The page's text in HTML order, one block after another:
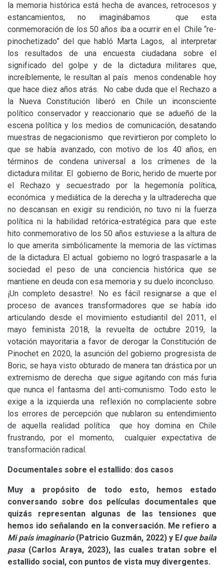
la memoria histórica está hecha de avances, retrocesos y
estancamientos, no imaginábamos que esta
conmemoración de los 50 años iba a ocurrir en el Chile “re-
pinochetizado” del que habló Marta Lagos, al interpretar
los resultados de una encuesta ciudadana sobre el
significado del golpe y de la dictadura militares que,
increíblemente, le resultan al país menos condenable hoy
que hace diez años atrás. No cabe duda que el Rechazo a
la Nueva Constitución liberó en Chile un inconsciente
político conservador y reaccionario que se adueñó de la
escena política y los medios de comunicación, desatando
muestras de negacionismo que revirtieron por completo lo
que se había avanzado, con motivo de los 40 años, en
términos de condena universal a los crímenes de la
dictadura militar. El gobierno de Boric, herido de muerte por
el Rechazo y secuestrado por la hegemonía política,
económica y mediática de la derecha y la ultraderecha que
no descansan en exigir su rendición, no tuvo ni la fuerza
política ni la habilidad retórica-estratégica para que este
hito conmemorativo de los 50 años estuviese a la altura de
lo que amerita simbólicamente la memoria de las víctimas
de la dictadura. El actual gobierno no logró traspasarle a la
sociedad el peso de una conciencia histórica que se
mantiene en deuda con esa memoria y su duelo inconcluso.
¡Un completo desastre!. No es fácil resignarse a que el
proceso de avances transformadores que se había ido
articulando desde el movimiento estudiantil del 2011, el
mayo feminista 2018, la revuelta de octubre 2019, la
votación mayoritaria a favor de derogar la Constitución de
Pinochet en 2020, la asunción del gobierno progresista de
Boric, se haya visto obturado de manera tan drástica por un
extremismo de derecha que sigue agitando con más furia
que nunca el fantasma del anti-comunismo. Todo esto le
exige a la izquierda una reflexión no complaciente sobre
los errores de percepción que nublaron su entendimiento
de aquella realidad política que hoy domina en Chile
frustrando, por el momento, cualquier expectativa de
transformación radical.
Documentales sobre el estallido: dos casos
Muy a propósito de todo esto, hemos estado
conversando sobre dos películas documentales que
quizás representan algunas de las tensiones que
hemos ido señalando en la conversación. Me refiero a
Mi país imaginario(Patricio Guzmán, 2022) y El que baila
pasa(Carlos Araya, 2023), las cuales tratan sobre el
estallido social, con puntos de vista muy divergentes.